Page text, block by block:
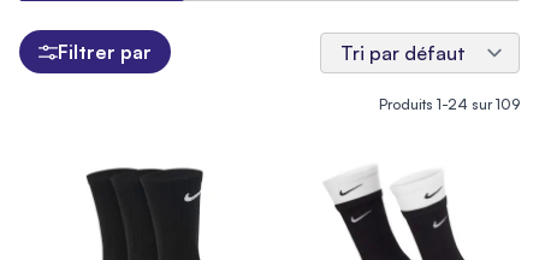
Produits 1-24 sur109
Filtrer par